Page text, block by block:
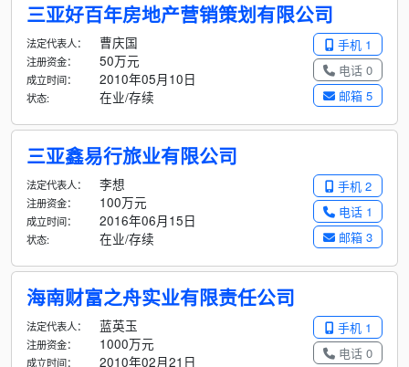
三亚好百年房地产营销策划有限公司
手机 1
电话 0
邮箱 5
法定代表人： 曹庆国
注册资金： 50万元
成立时间： 2010年05月10日
状态: 在业/存续
三亚鑫易行旅业有限公司
手机 2
电话 1
邮箱 3
法定代表人： 李想
注册资金： 100万元
成立时间： 2016年06月15日
状态: 在业/存续
海南财富之舟实业有限责任公司
手机 1
电话 0
法定代表人： 蓝英玉
注册资金： 1000万元
成立时间： 2010年02月21日